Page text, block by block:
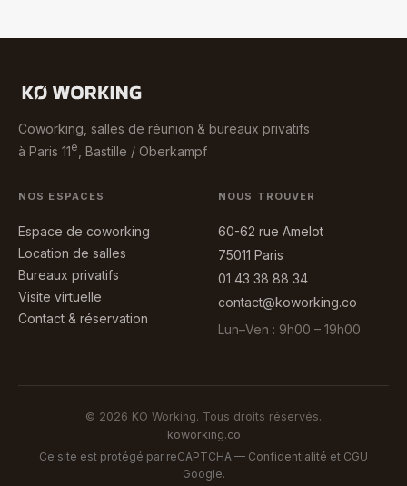
Coworking, salles de réunion & bureaux privatifs
à Paris 11e , Bastille / Oberkampf
NOS ESPACES
Espace de coworking
Location de salles
Bureaux privatifs
Visite virtuelle
Contact & réservation
NOUS TROUVER
60-62 rue Amelot
75011 Paris
01 43 38 88 34
contact@koworking.co
Lun–Ven : 9h00 – 19h00
© 2026 KO Working. Tous droits réservés.
koworking.co
Ce site est protégé par reCAPTCHA — Confidentialité et CGU
Google.